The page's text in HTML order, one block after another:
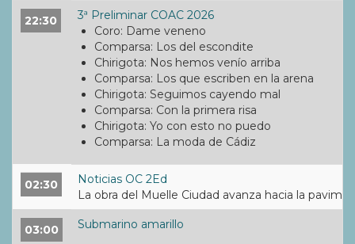
22:30
3ª Preliminar COAC 2026
Coro: Dame veneno
Comparsa: Los del escondite
Chirigota: Nos hemos venío arriba
Comparsa: Los que escriben en la arena
Chirigota: Seguimos cayendo mal
Comparsa: Con la primera risa
Chirigota: Yo con esto no puedo
Comparsa: La moda de Cádiz
02:30
Noticias OC 2Ed
La obra del Muelle Ciudad avanza hacia la
03:00 Submarino amarillo